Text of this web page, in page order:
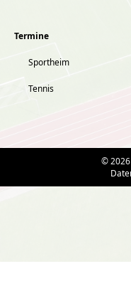
Termine
Sportheim
Tennis
© 2026